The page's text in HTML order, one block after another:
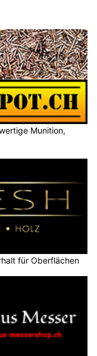
Munition,
für Oberflächen